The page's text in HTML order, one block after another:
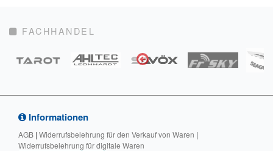
FACHHANDEL
Informationen
AGB | Widerrufsbelehrung für den Verkauf von Waren |
Widerrufsbelehrung für digitale Waren